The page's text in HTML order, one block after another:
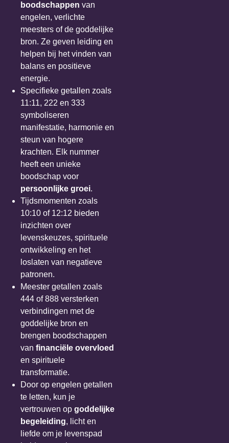
boodschappen van
engelen, verlichte
meesters of de goddelijke
bron. Ze geven leiding en
helpen bij het vinden van
balans en positieve
energie.
Specifieke getallen zoals
11:11, 222 en 333
symboliseren
manifestatie, harmonie en
steun van hogere
krachten. Elk nummer
heeft een unieke
boodschap voor
persoonlijke groei.
Tijdsmomenten zoals
10:10 of 12:12 bieden
inzichten over
levenskeuzes, spirituele
ontwikkeling en het
loslaten van negatieve
patronen.
Meester getallen zoals
444 of 888 versterken
verbindingen met de
goddelijke bron en
brengen boodschappen
van financiële overvloed
en spirituele
transformatie.
Door op engelen getallen
te letten, kun je
vertrouwen op goddelijke
begeleiding, licht en
liefde om je levenspad